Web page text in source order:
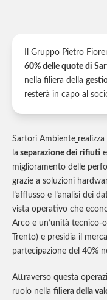
Il Gruppo Pietro
60% delle quote di
nella filiera della
resterà in capo al
Sartori Ambiente
la separazione dei rifiuti
miglioramento delle
grazie a soluzioni
l’afflusso e l’analisi dei
vista operativo che
Arco e un’unità tecnico-
Trento) e presidia il
partecipazione del 40%
Attraverso questa
ruolo nella filiera della